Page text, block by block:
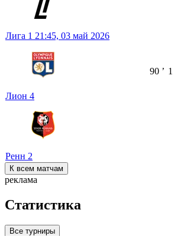
Лига 1 21:45, 03 май 2026
Лион 4
Ренн 2
90 ʼ 1
К всем матчам
реклама
Статистика
Все турниры